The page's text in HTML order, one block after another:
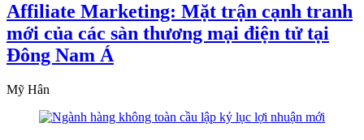
Affiliate Marketing: Mặt trận cạnh tranh
mới của các sàn thương mại điện tử tại
Đông Nam Á
Mỹ Hân